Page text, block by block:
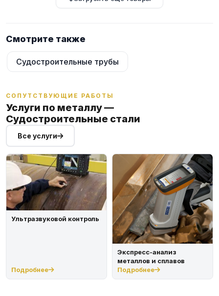
Смотрите также
Судостроительные трубы
СОПУТСТВУЮЩИЕ РАБОТЫ
Услуги по металлу —
Судостроительные стали
Все услуги
Ультразвуковой контроль
Подробнее
Экспресс-анализ
металлов и сплавов
Подробнее